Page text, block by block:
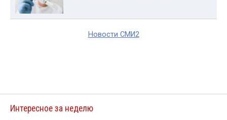
Новости СМИ2
Интересное за неделю